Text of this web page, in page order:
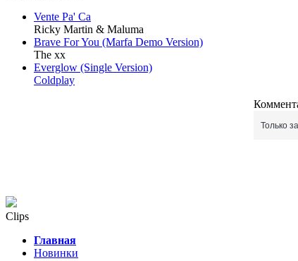
Vente Pa' Ca
Ricky Martin & Maluma
Brave For You (Marfa Demo Version)
The xx
Everglow (Single Version)
Coldplay
Только
Clips
Главная
Новинки